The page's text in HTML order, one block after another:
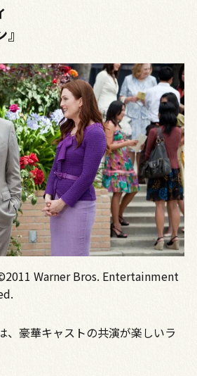
Warner Bros. Entertainment
、豪華キャストの共演が楽しいラ